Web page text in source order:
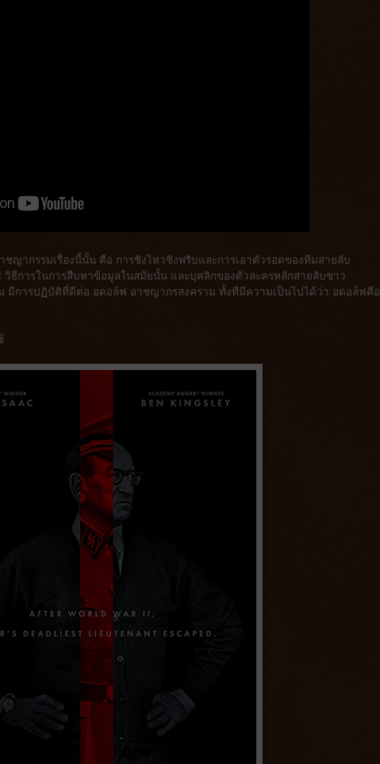
ญากรรมเรื่องนี้นั้น คือ การชิงไหวชิงพริบและการเอาตัวรอดของทีมสายลับ
วิธีการในการสืบหาข้อมูลในสมัยนั้น และบุคลิกของตัวละครหลักสายลับชาว
มีการปฏิบัติที่ดีต่อ อดอล์ฟ อาชญากรสงคราม ทั้งที่มีความเป็นไปได้ว่า อดอล์ฟคือ